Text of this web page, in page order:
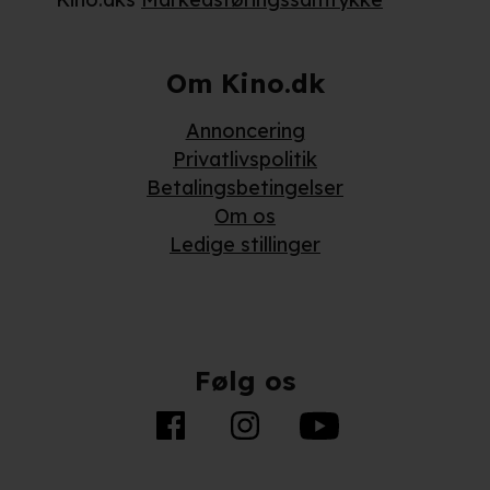
Om Kino.dk
Annoncering
Privatlivspolitik
Betalingsbetingelser
Om os
Ledige stillinger
Følg os